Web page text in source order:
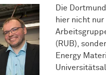
Die
hier nicht
(RUB),
Energy